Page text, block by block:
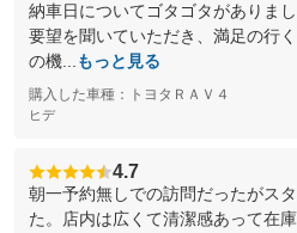
納車日についてゴタゴタがありま
要望を聞いていただき、満足の行
の機...
もっと見る
購入した車種：トヨタＲＡＶ４
ヒデ
4.7
朝一予約無しでの訪問だったがス
た。店内は広くて清潔感あって在